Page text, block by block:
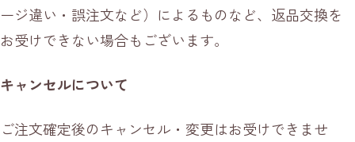
ージ違い・誤注文など）によるものなど、返品交換を
お受けできない場合もございます。
キャンセルについて
ご注文確定後のキャンセル・変更はお受けできませ